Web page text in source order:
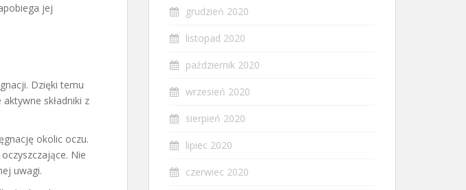
jej
Dzięki temu
składniki z
okolic oczu.
Nie
uwagi.
grudzień 2020
listopad 2020
październik 2020
wrzesień 2020
sierpień 2020
lipiec 2020
czerwiec 2020